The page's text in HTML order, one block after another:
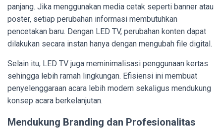
panjang. Jika menggunakan media cetak seperti banner atau
poster, setiap perubahan informasi membutuhkan
pencetakan baru. Dengan LED TV, perubahan konten dapat
dilakukan secara instan hanya dengan mengubah file digital.
Selain itu, LED TV juga meminimalisasi penggunaan kertas
sehingga lebih ramah lingkungan. Efisiensi ini membuat
penyelenggaraan acara lebih modern sekaligus mendukung
konsep acara berkelanjutan.
Mendukung Branding dan Profesionalitas